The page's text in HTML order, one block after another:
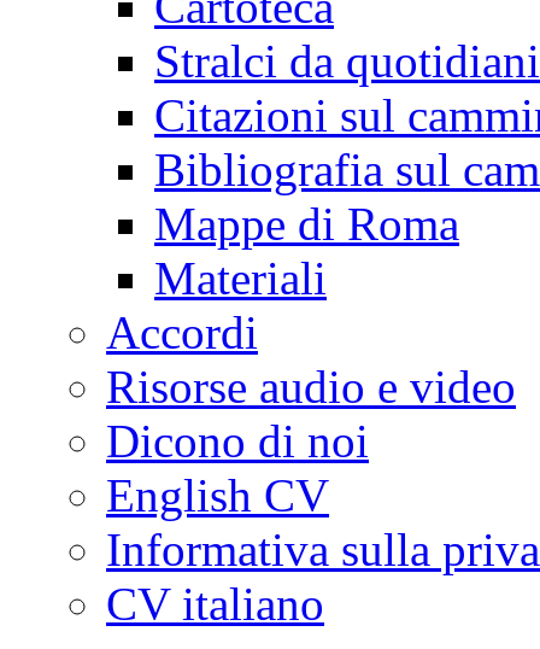
Stralci da
Citazioni sul
Bibliografia sul
Mappe di Roma
Materiali
Accordi
Risorse audio e video
Dicono di noi
English CV
Informativa sulla
CV italiano